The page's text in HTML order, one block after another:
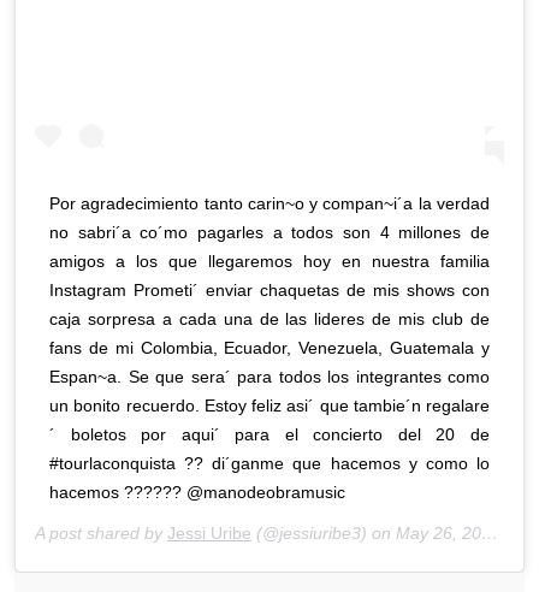
Por agradecimiento tanto carin~o y compan~i´a la verdad
no sabri´a co´mo pagarles a todos son 4 millones de
amigos a los que llegaremos hoy en nuestra familia
Instagram Prometi´ enviar chaquetas de mis shows con
caja sorpresa a cada una de las lideres de mis club de
fans de mi Colombia, Ecuador, Venezuela, Guatemala y
Espan~a. Se que sera´ para todos los integrantes como
un bonito recuerdo. Estoy feliz asi´ que tambie´n regalare
´ boletos por aqui´ para el concierto del 20 de
#tourlaconquista ?? di´ganme que hacemos y como lo
hacemos ?????? @manodeobramusic
A post shared by Jessi Uribe (@jessiuribe3) on May 26, 2020 at 8:29am PDT